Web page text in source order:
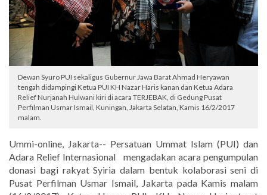
Dewan Syuro PUI sekaligus Gubernur Jawa Barat Ahmad Heryawan
tengah didampingi Ketua PUI KH Nazar Haris kanan dan Ketua Adara
Relief Nurjanah Hulwani kiri di acara TERJEBAK, di Gedung Pusat
Perfilman Usmar Ismail, Kuningan, Jakarta Selatan, Kamis 16/2/2017
malam.
Ummi-online, Jakarta-- Persatuan Ummat Islam (PUI) dan
Adara Relief Internasional mengadakan acara pengumpulan
donasi bagi rakyat Syiria dalam bentuk kolaborasi seni di
Pusat Perfilman Usmar Ismail, Jakarta pada Kamis malam